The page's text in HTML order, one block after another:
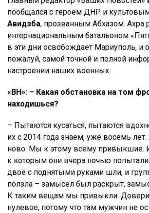
пообщался с героем ДНР и
Авидзба, прозванным Абхазом. Ахра
интернациональным батальоном
в эти дни освобождает Мариуполь, и
пожалуй, самой точной и полной
настроении наших военных.
«ВН»: – Какая обстановка на том
находишься?
– Пытаются кусаться, пытаются
их с 2014 года знаем, уже восемь лет.
ново. Мы к этому всему привыкшие.
к которым они вчера ночью
двое с поднятыми руками шли, и
ползла – замысел был раскрыт,
К таким вещам мы привыкли.
нулевое, потому что там мужчин не